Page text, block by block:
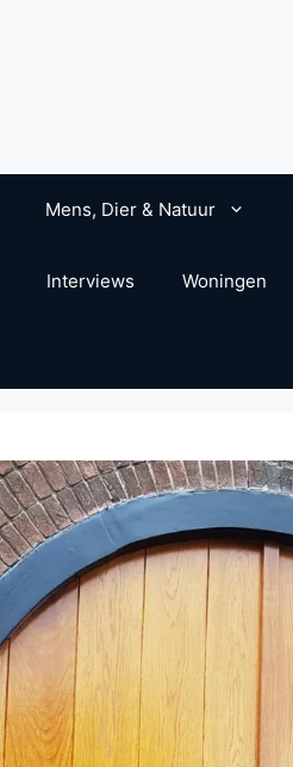
Mens, Dier & Natuur
Interviews Woningen